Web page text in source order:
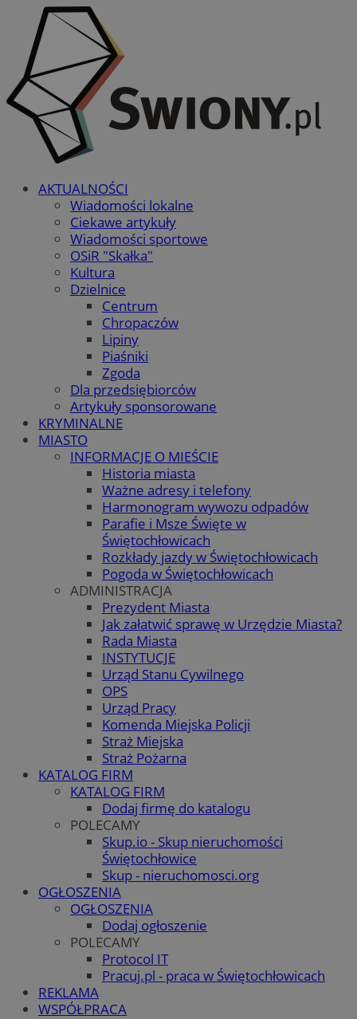
AKTUALNOŚCI
Wiadomości lokalne
Ciekawe artykuły
Wiadomości sportowe
OSiR "Skałka"
Kultura
Dzielnice
Centrum
Chropaczów
Lipiny
Piaśniki
Zgoda
Dla przedsiębiorców
Artykuły sponsorowane
KRYMINALNE
MIASTO
INFORMACJE O MIEŚCIE
Historia miasta
Ważne adresy i telefony
Harmonogram wywozu odpadów
Parafie i Msze Święte w
Świętochłowicach
Rozkłady jazdy w Świętochłowicach
Pogoda w Świętochłowicach
ADMINISTRACJA
Prezydent Miasta
Jak załatwić sprawę w Urzędzie Miasta?
Rada Miasta
INSTYTUCJE
Urząd Stanu Cywilnego
OPS
Urząd Pracy
Komenda Miejska Policji
Straż Miejska
Straż Pożarna
KATALOG FIRM
KATALOG FIRM
Dodaj firmę do katalogu
POLECAMY
Skup.io - Skup nieruchomości
Świętochłowice
Skup - nieruchomosci.org
OGŁOSZENIA
OGŁOSZENIA
Dodaj ogłoszenie
POLECAMY
Protocol IT
Pracuj.pl - praca w Świętochłowicach
REKLAMA
WSPÓŁPRACA